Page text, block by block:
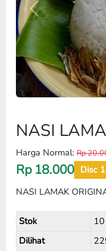
Previous
NASI
Harga Normal: Rp
Rp 18.000 Disc
NASI LAMAK
Stok
Dilihat